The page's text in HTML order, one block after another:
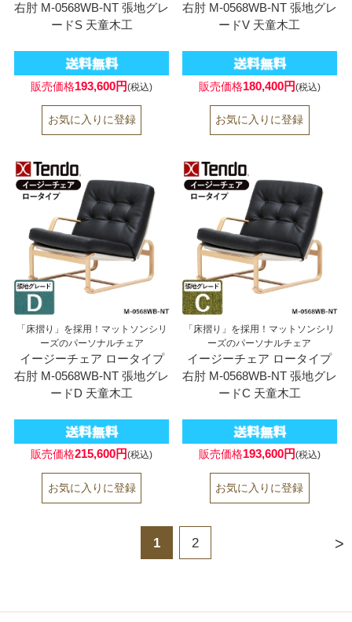
右肘 M-0568WB-NT 張地グレ
ードS 天童木工
販売価格193,600円(税込)
右肘 M-0568WB-NT 張地グレ
ードV 天童木工
販売価格180,400円(税込)
「床摺り」を採用！マットソンシリ
ーズのパーソナルチェア
イージーチェア ロータイプ
右肘 M-0568WB-NT 張地グレ
ードD 天童木工
販売価格215,600円(税込)
「床摺り」を採用！マットソンシリ
ーズのパーソナルチェア
イージーチェア ロータイプ
右肘 M-0568WB-NT 張地グレ
ードC 天童木工
販売価格193,600円(税込)
>
1 2